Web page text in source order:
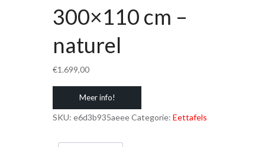
300×110 cm –
naturel
€1.699,00
Meer info!
SKU: e6d3b935aeeeCategorie: Eettafels